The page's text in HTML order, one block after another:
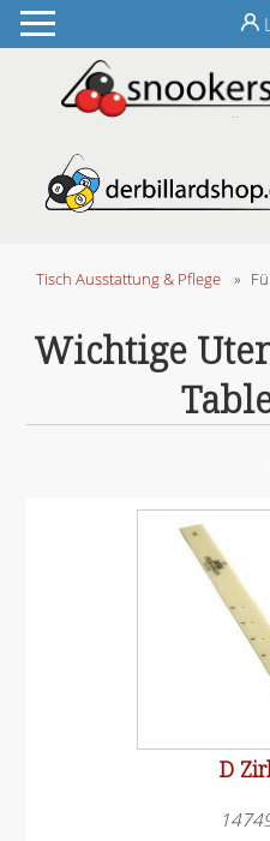
Tisch Ausstattung & Pflege »
Wichtige
D